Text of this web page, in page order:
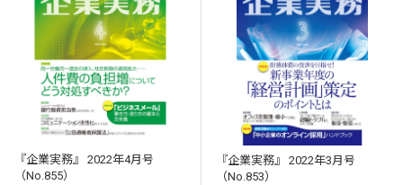
『企業実務』 2022年4月号
（No.855）
『企業実務』 2022年3月号
（No.853）